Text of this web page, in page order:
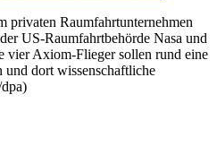
privaten Raumfahrtunternehmen
US-Raumfahrtbehörde Nasa und
vier Axiom-Flieger sollen rund eine
und dort wissenschaftliche